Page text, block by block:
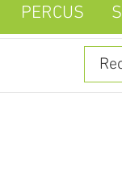
PERCUS